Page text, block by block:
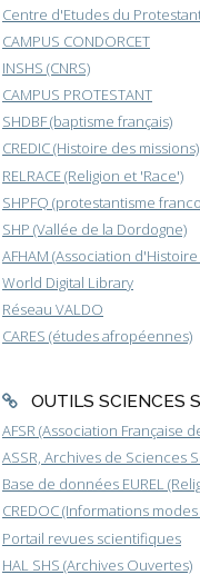
Centre d'Etudes du
CAMPUS CONDORCET
INSHS (CNRS)
CAMPUS PROTESTANT
SHDBF (baptisme français)
CREDIC (Histoire des missions)
RELRACE (Religion et 'Race')
SHPFQ (protestantisme
SHP (Vallée de la Dordogne)
AFHAM (Association
World Digital Library
Réseau VALDO
CARES (études afropéennes)
OUTILS SCIENCES
AFSR (Association Française
ASSR, Archives de Sciences
Base de données EUREL
CREDOC (Informations
Portail revues scientifiques
HAL SHS (Archives Ouvertes)